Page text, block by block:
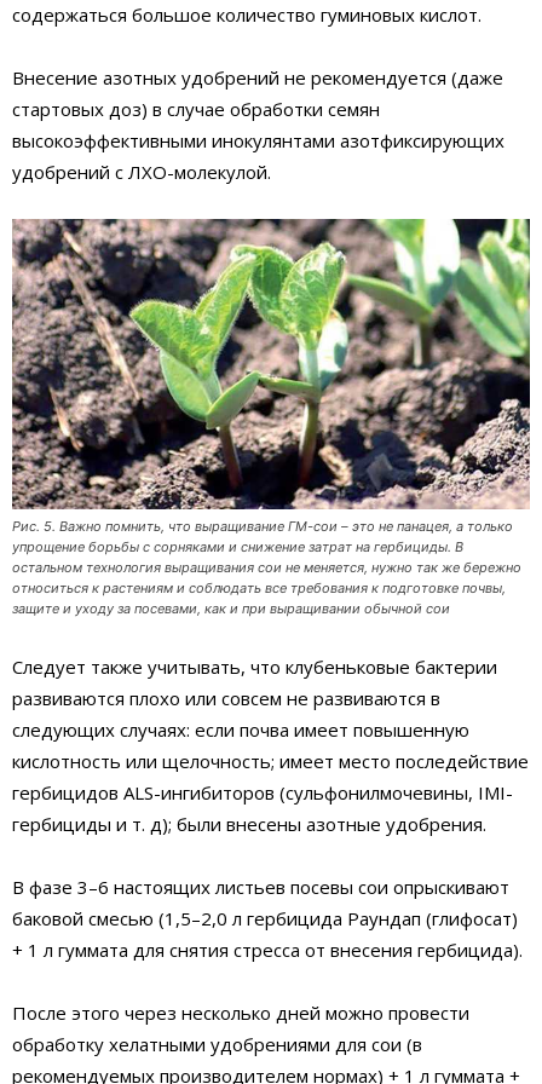
содержаться большое количество гуминовых кислот.
Внесение азотных удобрений не рекомендуется (даже
стартовых доз) в случае обработки семян
высокоэффективными инокулянтами азотфиксирующих
удобрений с ЛХО-молекулой.
Рис. 5. Важно помнить, что выращивание ГМ-сои – это не панацея, а только
упрощение борьбы с сорняками и снижение затрат на гербициды. В
остальном технология выращивания сои не меняется, нужно так же бережно
относиться к растениям и соблюдать все требования к подготовке почвы,
защите и уходу за посевами, как и при выращивании обычной сои
Следует также учитывать, что клубеньковые бактерии
развиваются плохо или совсем не развиваются в
следующих случаях: если почва имеет повышенную
кислотность или щелочность; имеет место последействие
гербицидов ALS-ингибиторов (сульфонилмочевины, IMI-
гербициды и т. д); были внесены азотные удобрения.
В фазе 3–6 настоящих листьев посевы сои опрыскивают
баковой смесью (1,5–2,0 л гербицида Раундап (глифосат)
+ 1 л гуммата для снятия стресса от внесения гербицида).
После этого через несколько дней можно провести
обработку хелатными удобрениями для сои (в
рекомендуемых производителем нормах) + 1 л гуммата +